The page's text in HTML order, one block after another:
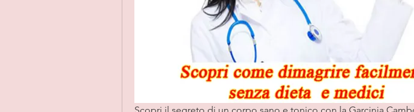
Scopri il segreto di un corpo sano e tonico con la Garcinia